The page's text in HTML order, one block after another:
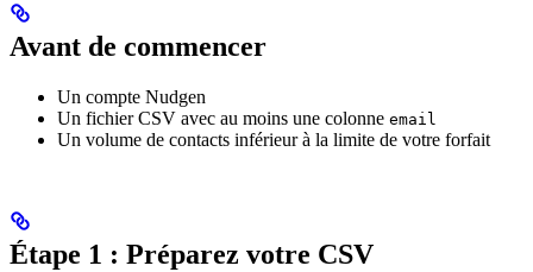
Avant de commencer
Un compte Nudgen
Un fichier CSV avec au moins une colonne email
Un volume de contacts inférieur à la limite de votre forfait
Étape 1 : Préparez votre CSV